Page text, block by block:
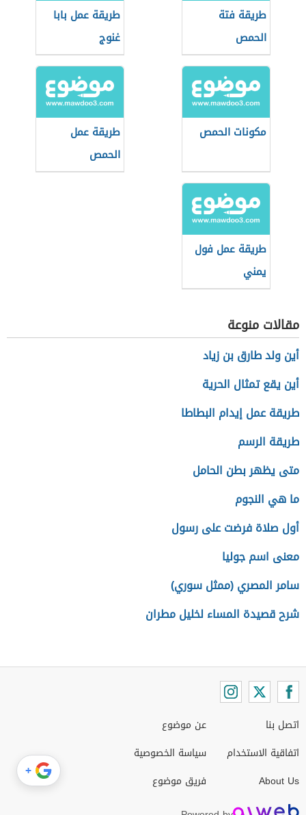
طريقة فتة
الحمص
طريقة عمل بابا
غنوج
مكونات الحمص
طريقة عمل
الحمص
الفلسطيني
طريقة عمل فول
يمني
مقالات منوعة
أين ولد طارق بن زياد
أين يقع تمثال الحرية
طريقة عمل إيدام البطاطا
طريقة الرسم
متى يظهر بطن الحامل
ما هي النجوم
أول صلاة فرضت على رسول
معنى اسم جوليا
سامر المصري (ممثل سوري)
شرح قصيدة المساء لخليل مطران
اتصل بنا
اتفاقية الاستخدام
About Us
عن موضوع
سياسة الخصوصية
فريق موضوع
+